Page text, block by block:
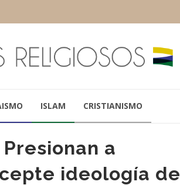
ISLAM CRISTIANISMO
a
ideología de